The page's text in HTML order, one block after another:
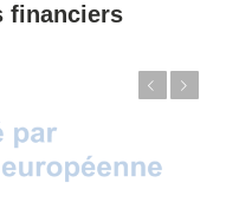
financiers